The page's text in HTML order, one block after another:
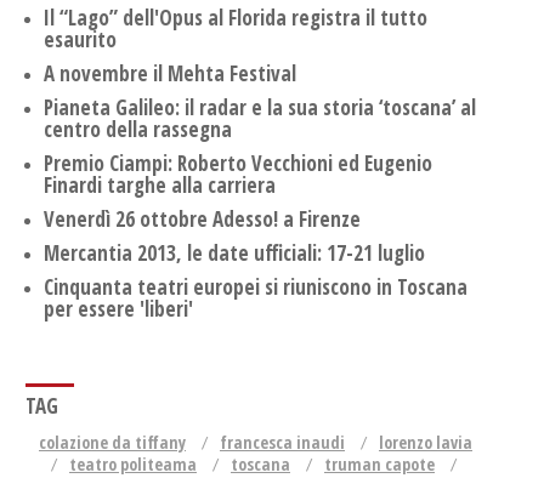
Il “Lago” dell'Opus al Florida registra il tutto
esaurito
A novembre il Mehta Festival
Pianeta Galileo: il radar e la sua storia ‘toscana’ al
centro della rassegna
Premio Ciampi: Roberto Vecchioni ed Eugenio
Finardi targhe alla carriera
Venerdì 26 ottobre Adesso! a Firenze
Mercantia 2013, le date ufficiali: 17-21 luglio
Cinquanta teatri europei si riuniscono in Toscana
per essere 'liberi'
TAG
colazione da tiffany francesca inaudi
lorenzo lavia
teatro politeama
toscana
truman capote